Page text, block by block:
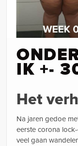
IK +-
Het
Na jaren gedoe
eerste corona
veel gaan